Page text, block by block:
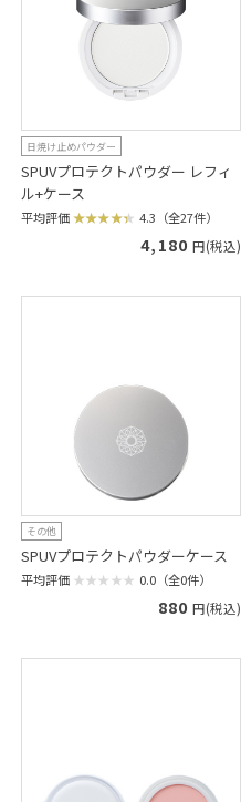
日焼け止めパウダー
SPUVプロテクトパウダー レフィ
ル+ケース
平均評価 4.3（全27件）
4,180 円(税込)
その他
SPUVプロテクトパウダーケース
平均評価 0.0（全0件）
880 円(税込)